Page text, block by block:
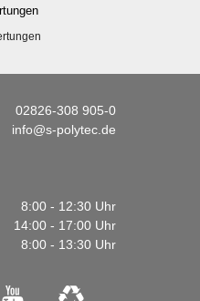
02826-308 905-0
info@s-polytec.de
8:00 - 12:30 Uhr
14:00 - 17:00 Uhr
8:00 - 13:30 Uhr